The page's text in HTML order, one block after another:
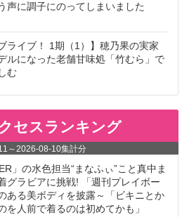
声に調子にのってしまいました
ライブ！ 1期（1）】穂乃果の実家
ルになった老舗甘味処「竹むら」で
む
セスランキング
～2026-08-10集計分
」の水色担当“まなふぃ”こと真中ま
グラビアに挑戦! 「週刊プレイボー
ある美ボディを披露～「ビキニとか
を人前で着るのは初めてかも」